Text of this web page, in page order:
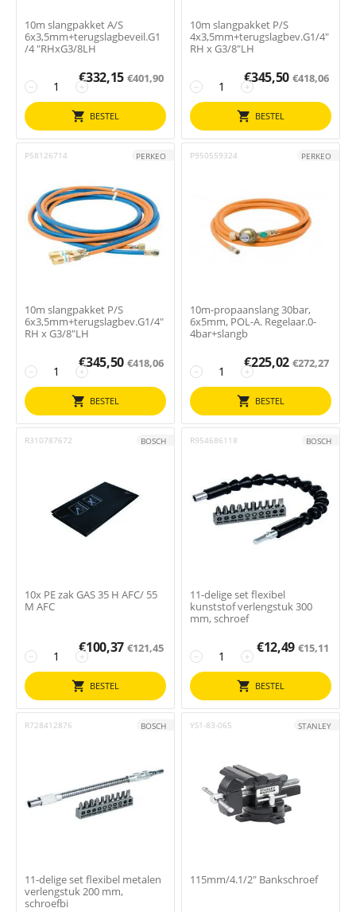
10m slangpakket A/S
6x3,5mm+terugslagbeveil.G1
/4 "RHxG3/8LH
+
−
€332,15 €401,90
BESTEL
10m slangpakket P/S
4x3,5mm+terugslagbev.G1/4"
RH x G3/8"LH
+
−
€345,50 €418,06
BESTEL
P58126714 PERKEO
10m slangpakket P/S
6x3,5mm+terugslagbev.G1/4"
RH x G3/8"LH
+
−
€345,50 €418,06
BESTEL
P950559324 PERKEO
10m-propaanslang 30bar,
6x5mm, POL-A. Regelaar.0-
4bar+slangb
+
−
€225,02 €272,27
BESTEL
R310787672 BOSCH
10x PE zak GAS 35 H AFC/ 55
M AFC
+
−
€100,37 €121,45
BESTEL
R954686118 BOSCH
11-delige set flexibel
kunststof verlengstuk 300
mm, schroef
+
−
€12,49 €15,11
BESTEL
R728412876 BOSCH
11-delige set flexibel metalen
verlengstuk 200 mm,
schroefbi
YS1-83-065 STANLEY
115mm/4.1/2" Bankschroef